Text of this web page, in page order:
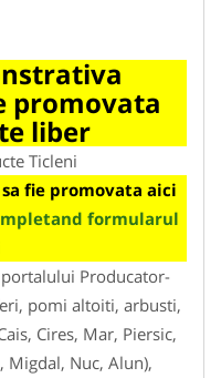
promovata
liber
Ticleni
fie promovata aici
formularul
Producator-
pomi altoiti, arbusti,
Cires, Mar, Piersic,
Migdal, Nuc, Alun),